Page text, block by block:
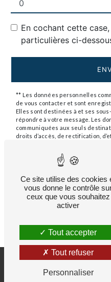
En cochant cette
particulières ci-
** Les données personnelles
de vous contacter et sont
Elles sont destinées à et ses
répondre à votre message. Les
communiquées aux seuls
droits d’accès, de rectification,
limitation, d’opposition, de
et du droit d’introduire une
contrôle, ainsi que d’organiser le
Vous pouvez exercer ces droits
courrier électronique à
être demandé. Nous conservons
prise de contact puis pendant la
probatoires et de gestion des
inscrire sur la liste d'opposition
plus d’informations sur vos droits.
Ce site utilise des cookies
vous donne le contrôle
ceux que vous souhaitez
activer
Tout accepter
Tout refuser
Personnaliser